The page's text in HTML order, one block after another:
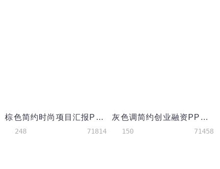
棕色简约时尚项目汇报PPT模板
248 71814
灰色调简约创业融资PPT模板
150 71458